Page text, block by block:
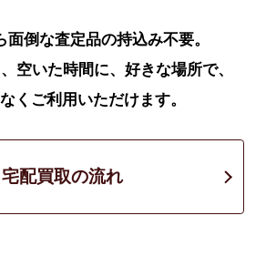
面倒な査定品の持込み不要。
空いた時間に、好きな場所で、
くご利用いただけます。
宅配買取の流れ